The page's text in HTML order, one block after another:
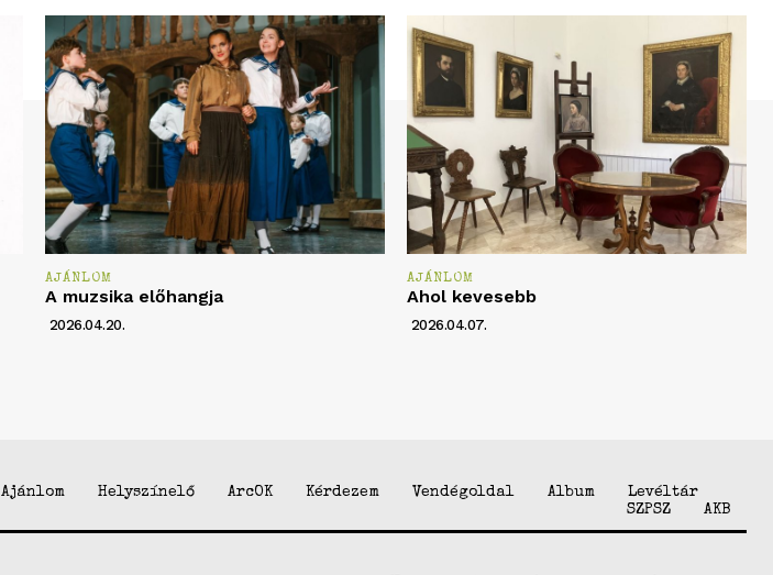
AJÁNLOM
A muzsika előhangja
2026.04.20.
AJÁNLOM
Ahol kevesebb
2026.04.07.
Ajánlom Helyszínelő ArcOK Kérdezem Vendégoldal Album
Levéltár
SZPSZ
AKB